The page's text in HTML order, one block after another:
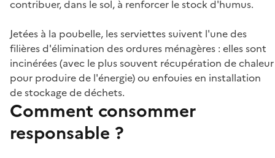
contribuer, dans le sol, à renforcer le stock d'humus.
Jetées à la poubelle, les serviettes suivent l'une des
filières d'élimination des ordures ménagères : elles sont
incinérées (avec le plus souvent récupération de chaleur
pour produire de l'énergie) ou enfouies en installation
de stockage de déchets.
Comment consommer
responsable ?